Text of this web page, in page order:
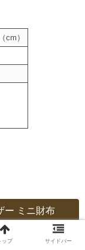
cm）
ミニ財布
ップ サイドバー